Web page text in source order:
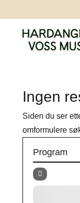
Ingen
Siden du ser
omformulere
Program